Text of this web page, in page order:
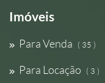
Imóveis
Para Venda ( 35 )
Para Locação ( 3 )